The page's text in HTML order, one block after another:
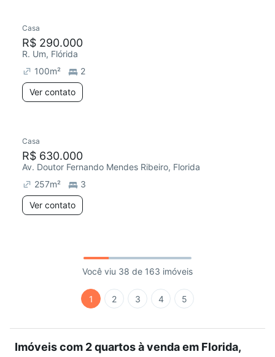
Casa
R$ 290.000
R. Um, Flórida
100m²
2
Ver contato
Casa
R$ 630.000
Av. Doutor Fernando Mendes Ribeiro, Florida
257m²
3
Ver contato
Você viu 38 de 163 imóveis
1 2 3 4 5
Imóveis com 2 quartos à venda em Florida,